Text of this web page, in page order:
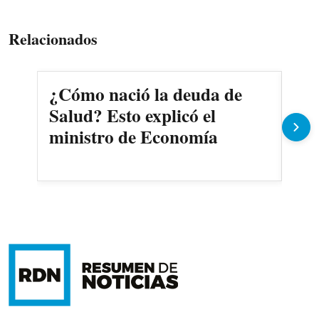
Relacionados
¿Cómo nació la deuda de
Salud? Esto explicó el
ministro de Economía